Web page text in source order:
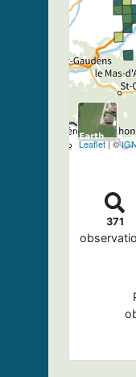
Leaflet| ©
371